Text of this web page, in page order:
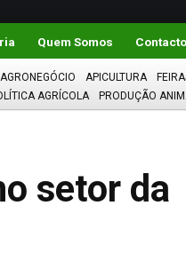
Quem Somos
AGRONEGÓCIO APICULTURA
AGRÍCOLA PRODUÇÃO
setor da